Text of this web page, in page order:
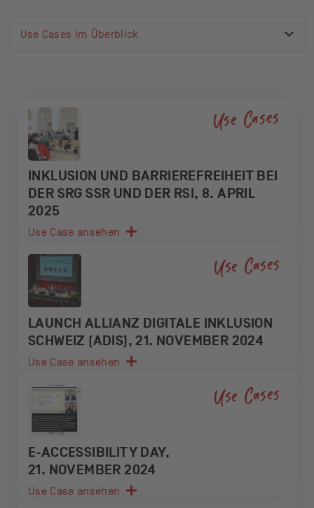
Aktiver Ankerlink
Use Cases im Überblick
Use Cases
INKLUSION UND BARRIEREFREIHEIT BEI
DER SRG SSR UND DER RSI, 8. APRIL
2025
Use Case ansehen
Use Cases
LAUNCH ALLIANZ DIGITALE INKLUSION
SCHWEIZ (ADIS), 21. NOVEMBER 2024
Use Case ansehen
Use Cases
E-ACCESSIBILITY DAY,
21. NOVEMBER 2024
Use Case ansehen